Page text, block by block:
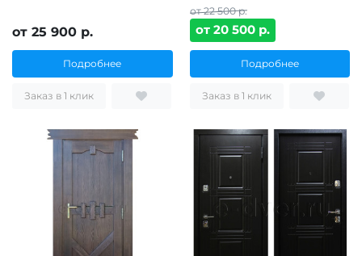
от 25 900 р.
Подробнее
Заказ в 1 клик
от 22 500 р.
от 20 500 р.
Подробнее
Заказ в 1 клик